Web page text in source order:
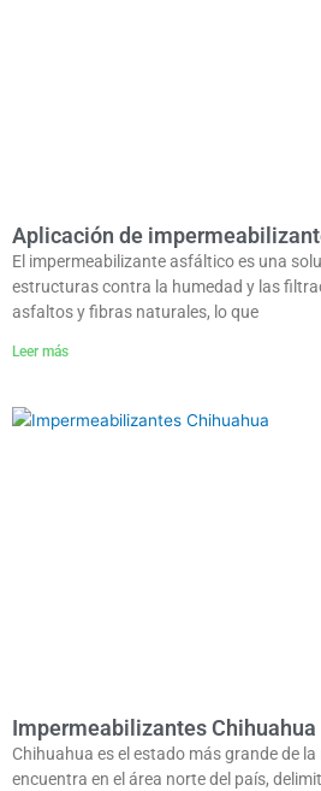
Aplicación de
El impermeabilizante asfáltico es una
estructuras contra la humedad y las
asfaltos y fibras naturales, lo que
Leer más
Impermeabilizantes Chihuahua
Chihuahua es el estado más grande de
encuentra en el área norte del país,